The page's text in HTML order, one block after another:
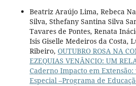
Beatriz Araújo Lima, Rebeca
Silva, Sthefany Santina Silva
Tavares de Pontes, Renata
Isis Giselle Medeiros da Costa,
Ribeiro, OUTUBRO ROSA NA
EZEQUIAS VENÂNCIO: UM
Caderno Impacto em Extensão:
Especial –Programa de